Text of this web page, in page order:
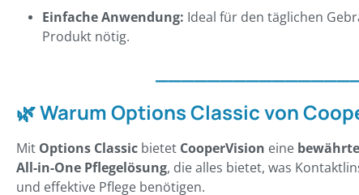
Einfache Anwendung: Ideal für den täglichen
Produkt nötig.
🌿Warum Options Classic von
Mit Options Classic bietet CooperVision eine
All-in-One Pflegelösung, die alles bietet, was
und effektive Pflege benötigen.